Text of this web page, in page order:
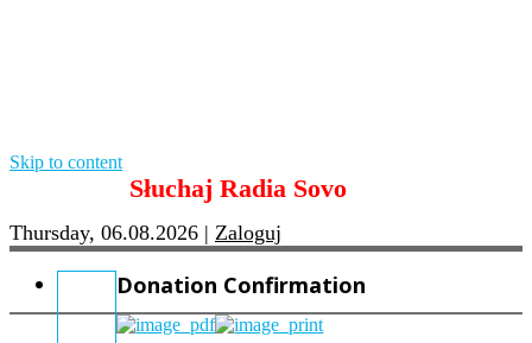
Skip to content
Słuchaj Radia Sovo
Thursday, 06.08.2026 | Zaloguj
Donation Confirmation